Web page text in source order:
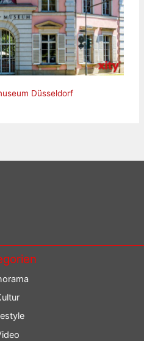
Düsseldorf